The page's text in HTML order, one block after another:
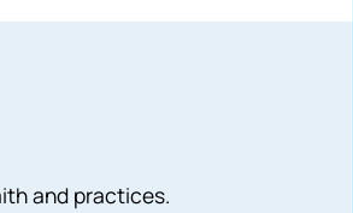
and practices.